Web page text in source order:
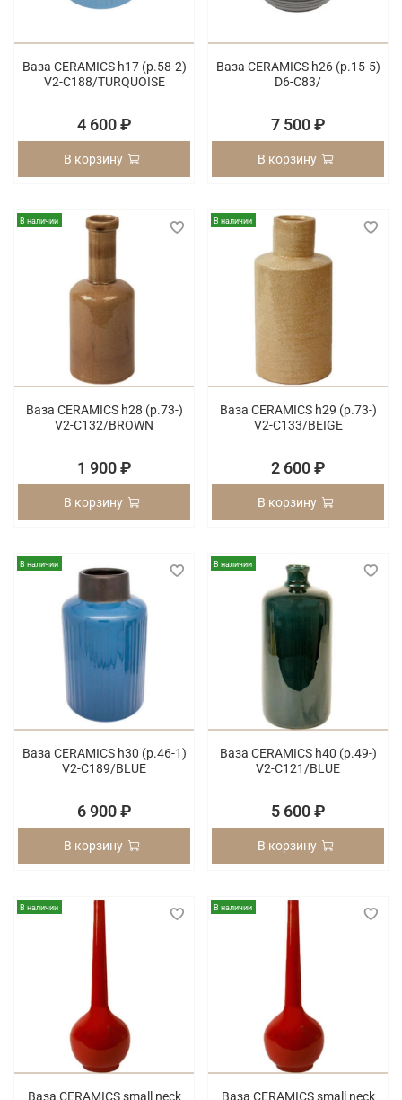
Ваза CERAMICS h17 (p.58-2)
V2-C188/TURQUOISE
4 600 ₽
В корзину
Ваза CERAMICS h26 (p.15-5)
D6-C83/
7 500 ₽
В корзину
В наличии
Ваза CERAMICS h28 (p.73-)
V2-C132/BROWN
1 900 ₽
В корзину
В наличии
Ваза CERAMICS h29 (p.73-)
V2-C133/BEIGE
2 600 ₽
В корзину
В наличии
Ваза CERAMICS h30 (p.46-1)
V2-C189/BLUE
6 900 ₽
В корзину
В наличии
Ваза CERAMICS h40 (p.49-)
V2-C121/BLUE
5 600 ₽
В корзину
В наличии
Ваза CERAMICS small neck
В наличии
Ваза CERAMICS small neck